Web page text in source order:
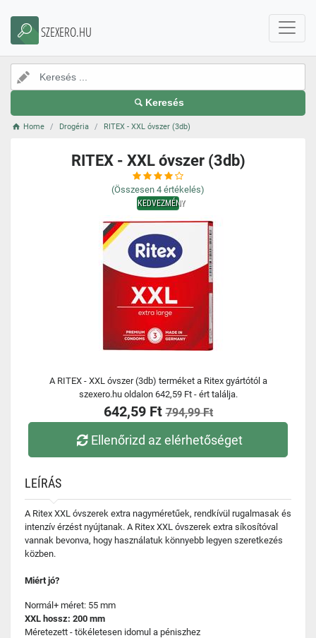
SZEXERO.HU
Keresés
Home Drogéria RITEX - XXL óvszer (3db)
RITEX - XXL óvszer (3db)
(Összesen 4 értékelés)
KEDVEZMÉNY
A RITEX - XXL óvszer (3db) terméket a Ritex gyártótól a
szexero.hu oldalon 642,59 Ft - ért találja.
642,59 Ft794,99 Ft
Ellenőrizd az elérhetőséget
LEÍRÁS
A Ritex XXL óvszerek extra nagyméretűek, rendkívül rugalmasak és
intenzív érzést nyújtanak. A Ritex XXL óvszerek extra síkosítóval
vannak bevonva, hogy használatuk könnyebb legyen szeretkezés
közben.
Miért jó?
Normál+ méret: 55 mm
XXL hossz: 200 mm
Méretezett - tökéletesen idomul a péniszhez